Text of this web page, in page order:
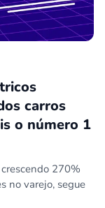
carros
o número 1
270%
no varejo, segue